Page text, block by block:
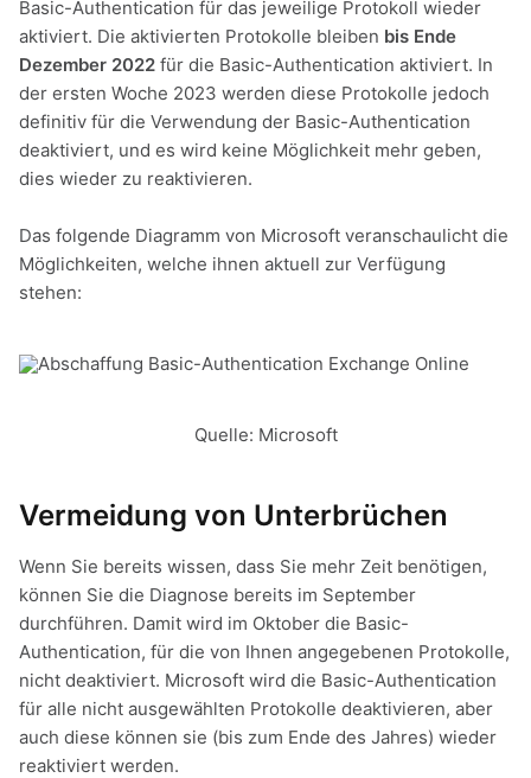
Basic-Authentication für das jeweilige Protokoll wieder
aktiviert. Die aktivierten Protokolle bleiben bis Ende
Dezember 2022 für die Basic-Authentication aktiviert. In
der ersten Woche 2023 werden diese Protokolle jedoch
definitiv für die Verwendung der Basic-Authentication
deaktiviert, und es wird keine Möglichkeit mehr geben,
dies wieder zu reaktivieren.
Das folgende Diagramm von Microsoft veranschaulicht die
Möglichkeiten, welche ihnen aktuell zur Verfügung
stehen:
Quelle: Microsoft
Vermeidung von Unterbrüchen
Wenn Sie bereits wissen, dass Sie mehr Zeit benötigen,
können Sie die Diagnose bereits im September
durchführen. Damit wird im Oktober die Basic-
Authentication, für die von Ihnen angegebenen Protokolle,
nicht deaktiviert. Microsoft wird die Basic-Authentication
für alle nicht ausgewählten Protokolle deaktivieren, aber
auch diese können sie (bis zum Ende des Jahres) wieder
reaktiviert werden.